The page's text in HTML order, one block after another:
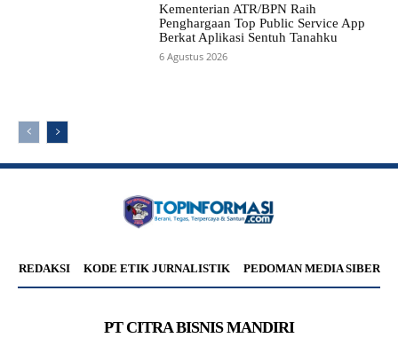
Kementerian ATR/BPN Raih
Penghargaan Top Public Service App
Berkat Aplikasi Sentuh Tanahku
6 Agustus 2026
REDAKSI KODE ETIK JURNALISTIK PEDOMAN MEDIA SIBER
PT CITRA BISNIS MANDIRI